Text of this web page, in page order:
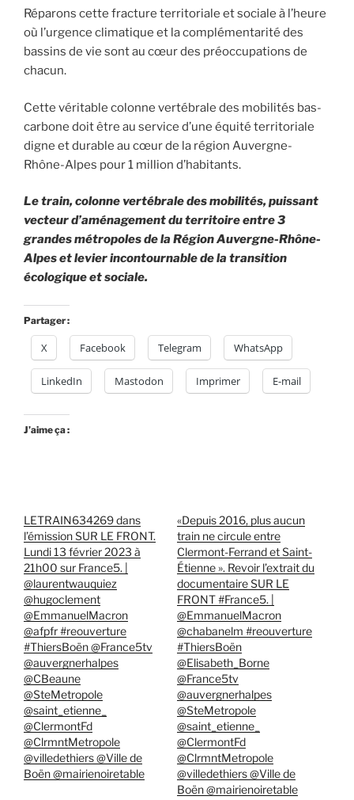
Réparons cette fracture territoriale et sociale à l’heure
où l’urgence climatique et la complémentarité des
bassins de vie sont au cœur des préoccupations de
chacun.
Cette véritable colonne vertébrale des mobilités bas-
carbone doit être au service d’une équité territoriale
digne et durable au cœur de la région Auvergne-
Rhône-Alpes pour 1 million d’habitants.
Le train, colonne vertébrale des mobilités, puissant
vecteur d’aménagement du territoire entre 3
grandes métropoles de la Région Auvergne-Rhône-
Alpes et levier incontournable de la transition
écologique et sociale.
Partager :
X Facebook Telegram WhatsApp
LinkedIn Mastodon Imprimer E-mail
J’aime ça :
LETRAIN634269 dans
l’émission SUR LE FRONT.
Lundi 13 février 2023 à
21h00 sur France5. |
@laurentwauquiez
@hugoclement
@EmmanuelMacron
@afpfr #reouverture
#ThiersBoën @France5tv
@auvergnerhalpes
@CBeaune
@SteMetropole
@saint_etienne_
@ClermontFd
@ClrmntMetropole
@villedethiers @Ville de
Boën @mairienoiretable
«Depuis 2016, plus aucun
train ne circule entre
Clermont-Ferrand et Saint-
Étienne ». Revoir l’extrait du
documentaire SUR LE
FRONT #France5. |
@EmmanuelMacron
@chabanelm #reouverture
#ThiersBoën
@Elisabeth_Borne
@France5tv
@auvergnerhalpes
@SteMetropole
@saint_etienne_
@ClermontFd
@ClrmntMetropole
@villedethiers @Ville de
Boën @mairienoiretable